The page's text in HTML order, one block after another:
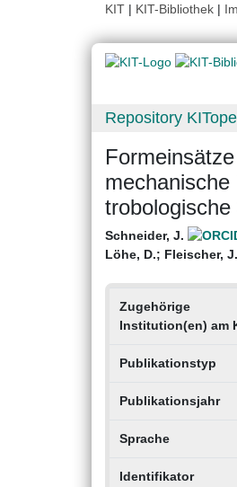
KIT | KIT-Bibliothek |
Repository
Schneider, J.
Löhe, D.; Fleischer, J.
Zugehörige
Institution(en) am
Publikationstyp
Publikationsjahr
Sprache
Identifikator